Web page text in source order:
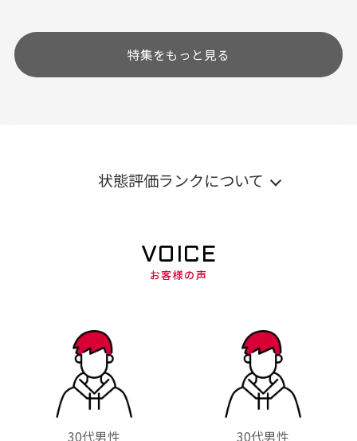
特集をもっと見る
状態評価ランクについて
VOICE
お客様の声
30代男性 30代男性